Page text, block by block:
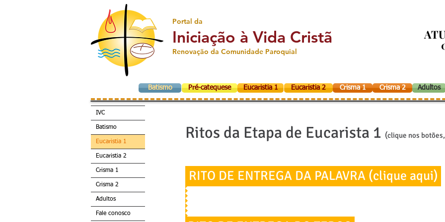
Portal da
Iniciação à Vida Cristã
Renovação da Comunidade Paroquial
Batismo Pré-catequese Eucaristia 1 Eucaristia 2 Crisma 1 Crisma 2 Adultos
Ritos da Etapa de Eucarista 1 (clique nos
RITO DE ENTREGA DA PALAVRA (clique aqui)
IVC
Batismo
Eucaristia 1
Eucaristia 2
Crisma 1
Crisma 2
Adultos
Fale conosco